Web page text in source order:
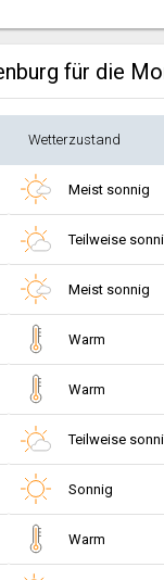
für die
Wetterzustand
Meist sonnig
Teilweise
Meist sonnig
Warm
Warm
Teilweise
Sonnig
Warm